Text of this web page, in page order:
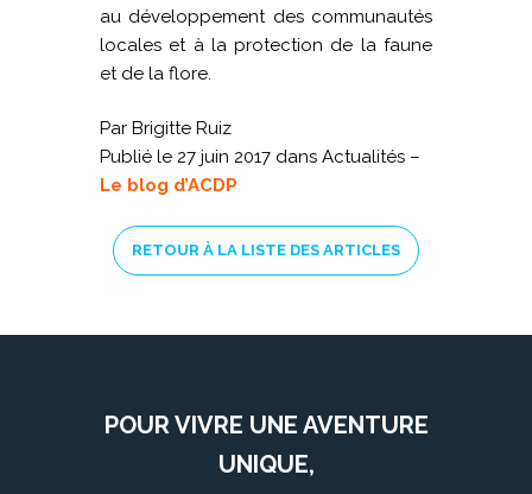
au développement des communautés
locales et à la protection de la faune
et de la flore.
Par Brigitte Ruiz
Publié le 27 juin 2017 dans Actualités –
Le blog d’ACDP
RETOUR À LA LISTE DES ARTICLES
POUR VIVRE UNE AVENTURE
UNIQUE,